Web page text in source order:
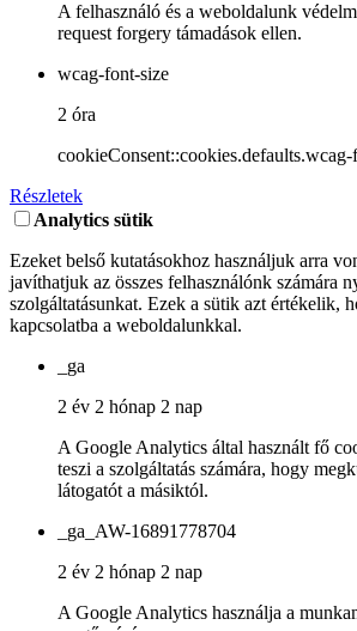
A felhasználó és a weboldalunk
request forgery támadások ellen.
wcag-font-size
2 óra
cookieConsent::cookies.defaults.wcag-
Részletek
Analytics sütik
Ezeket belső kutatásokhoz használjuk arra
javíthatjuk az összes felhasználónk számára
szolgáltatásunkat. Ezek a sütik azt értékelik,
kapcsolatba a weboldalunkkal.
_ga
2 év 2 hónap 2 nap
A Google Analytics által használt fő
teszi a szolgáltatás számára, hogy
látogatót a másiktól.
_ga_AW-16891778704
2 év 2 hónap 2 nap
A Google Analytics használja a